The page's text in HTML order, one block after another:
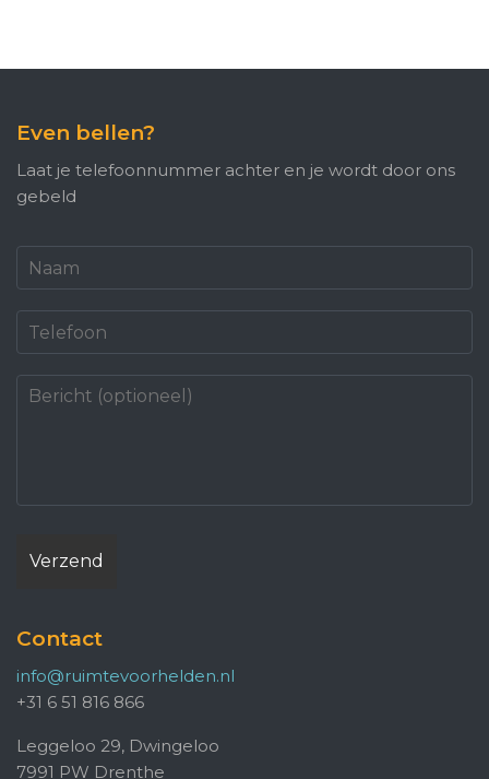
Even bellen?
Laat je telefoonnummer achter en je wordt door ons
gebeld
Contact
info@ruimtevoorhelden.nl
+31 6 51 816 866
Leggeloo 29, Dwingeloo
7991 PW Drenthe